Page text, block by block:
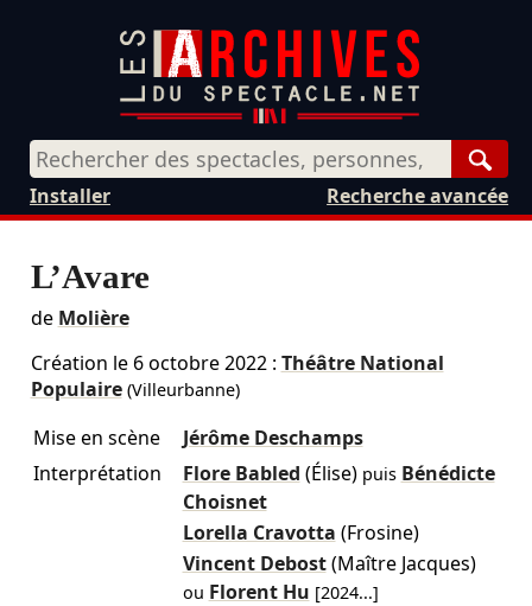
Recherche avancée
Installer
L’Avare
de Molière
Création le 6 octobre 2022: Théâtre National
Populaire(Villeurbanne)
Mise en scène
Jérôme Deschamps
Interprétation
Flore Babled (Élise) puis Bénédicte
Choisnet
Lorella Cravotta (Frosine)
Vincent Debost (Maître Jacques)
ou Florent Hu [2024...]